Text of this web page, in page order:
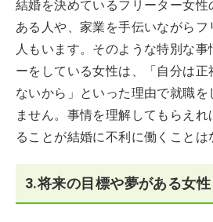
結婚を決めているフリーター女
ある人や、家業を手伝いながらフ
人もいます。そのような特別な事
ーをしている女性は、「自分は正
ないから」といった理由で就職を
ません。事情を理解してもらえ
ることが結婚に不利に働くことは
3.将来の目標や夢がある女性